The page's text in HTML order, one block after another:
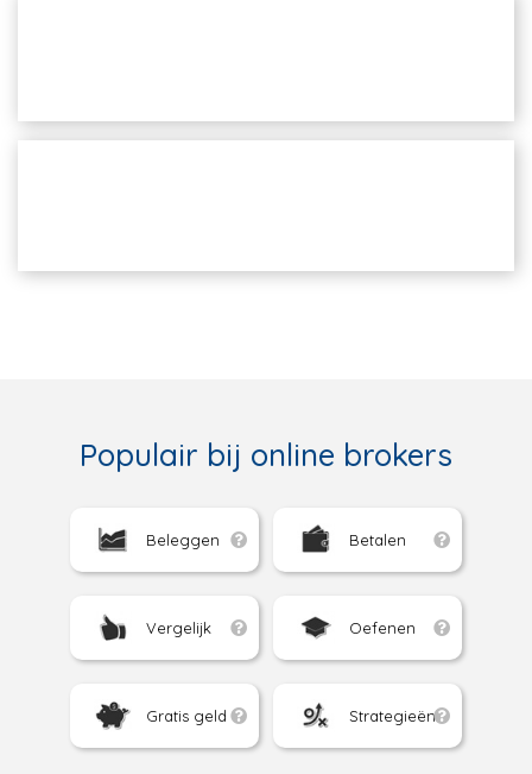
Populair bij online brokers
Beleggen Betalen
Vergelijk Oefenen
Gratis geld Strategieën